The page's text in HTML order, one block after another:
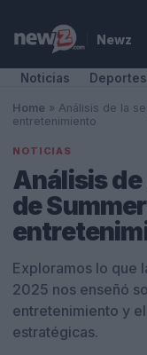
Newz
Noticias Deportes
Home » Análisis de la
entretenimiento
NOTICIAS
Análisis
de
Exploramos lo que
2025 nos enseñó
entretenimiento y
estratégicas.